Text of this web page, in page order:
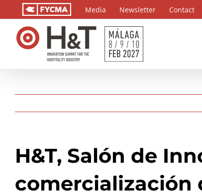
to
content
Media Newsletter Contact
H&T, Salón de
comercialización